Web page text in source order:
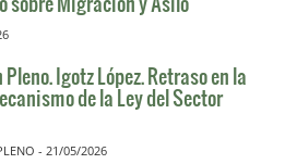
Igotz López. Retraso en la
de la Ley del Sector
- 21/05/2026